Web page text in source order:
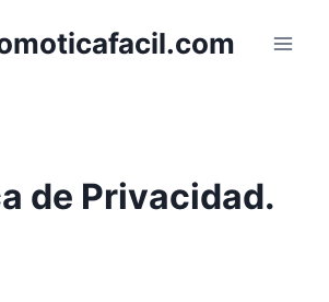
de Privacidad.